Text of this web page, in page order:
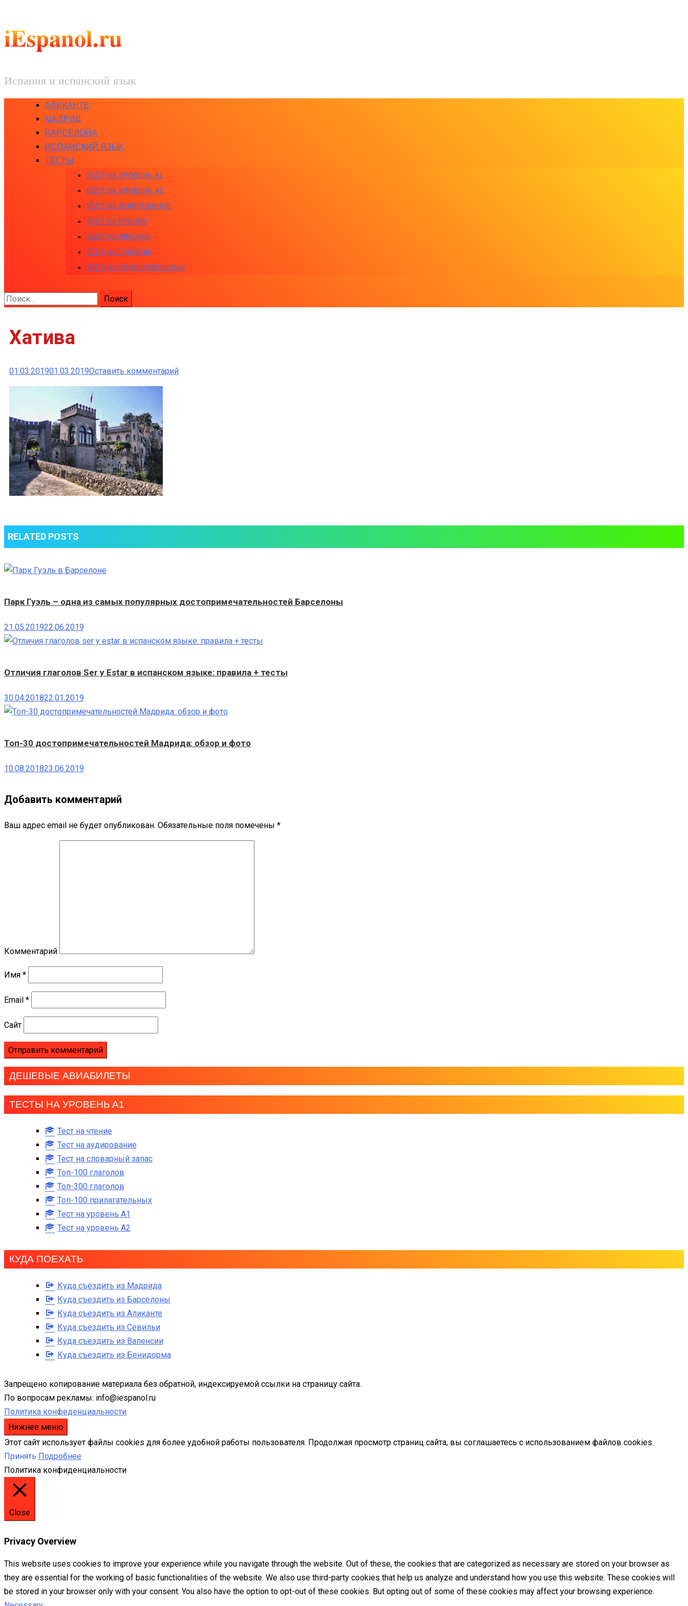
iEspanol.ru
Испания и испанский язык
АЛИКАНТЕ
МАДРИД
БАРСЕЛОНА
ИСПАНСКИЙ ЯЗЫК
ТЕСТЫ
ТЕСТ НА УРОВЕНЬ A1
ТЕСТ НА УРОВЕНЬ A2
ТЕСТ НА АУДИРОВАНИЕ
ТЕСТ НА ЧТЕНИЕ
ТЕСТ НА ЛЕКСИКУ
ТЕСТ НА ГЛАГОЛЫ
ТЕСТ НА ПРИЛАГАТЕЛЬНЫЕ
Найти:
Хатива
01.03.201901.03.2019Оставить комментарийк
RELATED POSTS
Парк Гуэль – одна из самых популярных достопримечательностей Барселоны
21.05.201922.06.2019
Отличия глаголов Ser y Estar в испанском языке: правила + тесты
30.04.201822.01.2019
Топ-30 достопримечательностей Мадрида: обзор и фото
10.08.201823.06.2019
Добавить комментарий
Ваш адрес email не будет опубликован. Обязательные поля помечены *
Комментарий
Имя *
Email *
Сайт
ДЕШЕВЫЕ АВИАБИЛЕТЫ
ТЕСТЫ НА УРОВЕНЬ А1
Тест на чтение
Тест на аудирование
Тест на словарный запас
Топ-100 глаголов
Топ-300 глаголов
Топ-100 прилагательных
Тест на уровень A1
Тест на уровень A2
КУДА ПОЕХАТЬ
Куда съездить из Мадрида
Куда съездить из Барселоны
Куда съездить из Аликанте
Куда съездить из Севильи
Куда съездить из Валенсии
Куда съездить из Бенидорма
Запрещено копирование материала без обратной, индексируемой ссылки на страницу сайта.
По вопросам рекламы: info@iespanol.ru
Политика конфеденциальности
Нижнее меню
Этот сайт использует файлы cookies для более удобной работы пользователя. Продолжая просмотр страниц сайта, вы соглашаетесь с использованием файлов cookies.
Принять Подробнее
Политика конфиденциальности
Close
Privacy Overview
This website uses cookies to improve your experience while you navigate through the website. Out of these, the cookies that are categorized as necessary are stored on your browser as
they are essential for the working of basic functionalities of the website. We also use third-party cookies that help us analyze and understand how you use this website. These cookies will
be stored in your browser only with your consent. You also have the option to opt-out of these cookies. But opting out of some of these cookies may affect your browsing experience.